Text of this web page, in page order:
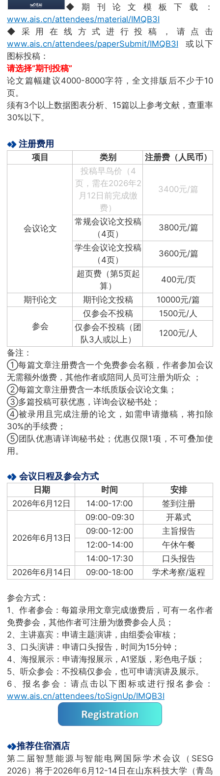
◆期刊论文模板下载：
www.ais.cn/attendees/material/IMQB3I
◆采用在线方式进行投稿，请点击
www.ais.cn/attendees/paperSubmit/IMQB3I 或以下
图标投稿：
请选择“期刊投稿”
论文篇幅建议4000-8000字符，全文排版后不少于10
页。
须有3个以上数据图表分析、15篇以上参考文献，查重率
30%以下。
注册费用
项目 类别 注册费（人民币）
会议论文
投稿早鸟价（4
页，需在2026年2
月12日前完成缴
费）
3400元/篇
常规会议论文投稿
（4页）
3800元/篇
学生会议论文投稿
（4页）
3600元/篇
超页费（第5页起
算）
400元/页
期刊论文 期刊论文投稿 10000元/篇
参会
仅参会不投稿
1500元/人
仅参会不投稿（团
队3人或以上）
1200元/人
备注：
①每篇文章注册费含一个免费参会名额，作者参加会议
无需额外缴费，其他作者或陪同人员可注册为听众 ；
②每篇文章注册费含一本纸质版会议论文集；
③多篇投稿可获优惠，详询会议秘书处；
④被录用且完成注册的论文，如需申请撤稿，将扣除
30%的手续费；
⑤团队优惠请详询秘书处；优惠仅限1项，不可叠加使
用。
会议日程及参会方式
日期 时间
安排
2026年6月12日
14:00-17:00 签到注册
2026年6月13日
09:00-09:30
开幕式
09:00-12:00
主旨报告
12:00-14:00
午休午餐
14:00-17:30
口头报告
2026年6月14日
09:00-18:00 学术考察/返程
参会方式：
1、作者参会：每篇录用文章完成缴费后，可有一名作者
免费参会，其他作者可注册为缴费参会人员；
2、主讲嘉宾：申请主题演讲，由组委会审核；
3、口头演讲：申请口头报告，时间为15分钟；
4、海报展示：申请海报展示，A1竖版，彩色电子版；
5、听众参会：不投稿仅参会，也可申请演讲及展示。
6、报名参会：请点击以下图标或进行报名参会：
www.ais.cn/attendees/toSignUp/IMQB3I
推荐住宿酒店
第二届智慧能源与智能电网国际学术会议（SESG
2026）将于2026年6月12-14日在山东科技大学（青岛